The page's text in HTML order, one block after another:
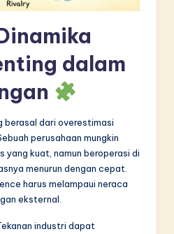
dalam
berasal dari overestimasi
perusahaan mungkin
yang kuat, namun beroperasi di
menurun dengan cepat.
harus melampaui neraca
eksternal.
industri dapat